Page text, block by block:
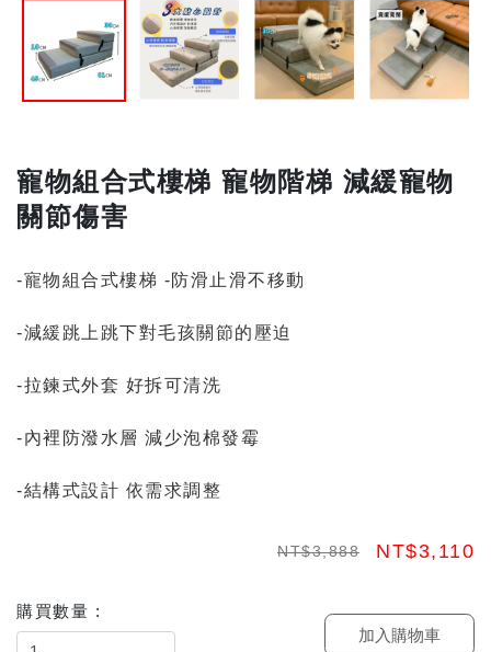
寵物組合式樓梯 寵物階梯 減緩寵物
關節傷害
-寵物組合式樓梯 -防滑止滑不移動
-減緩跳上跳下對毛孩關節的壓迫
-拉鍊式外套 好拆可清洗
-內裡防潑水層 減少泡棉發霉
-結構式設計 依需求調整
NT$3,888 NT$3,110
購買數量 :
加入購物車